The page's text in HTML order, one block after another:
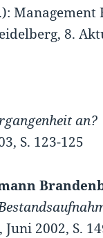
Management
8.
an?
S. 123-125
2002, S.